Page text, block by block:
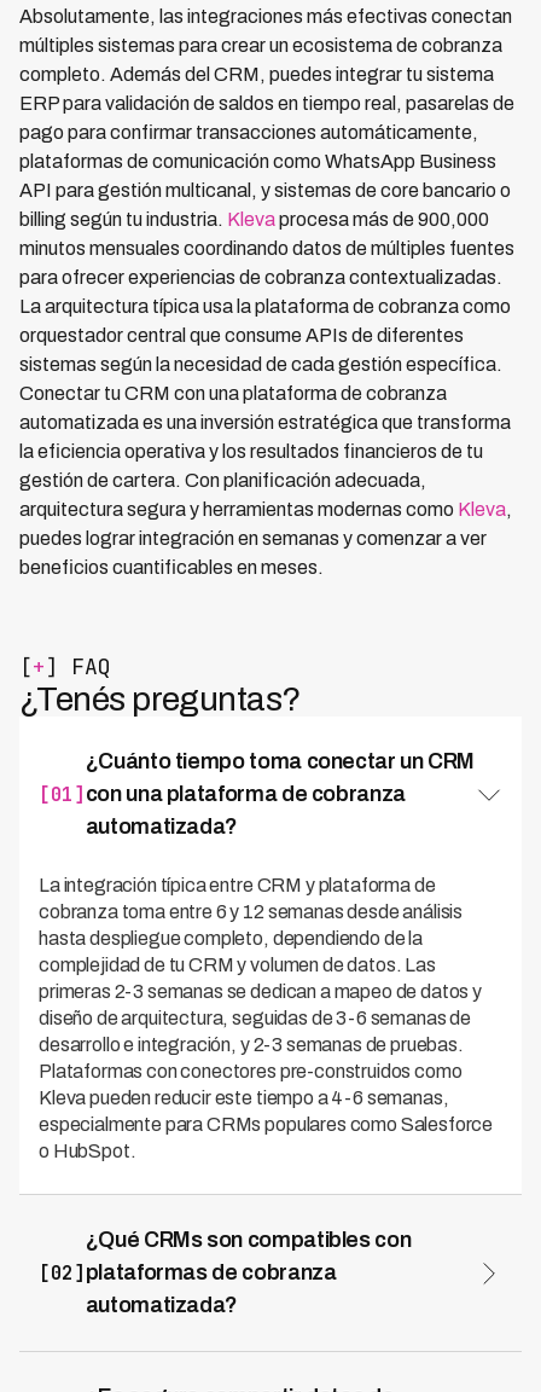
Absolutamente, las integraciones más efectivas conectan
múltiples sistemas para crear un ecosistema de cobranza
completo. Además del CRM, puedes integrar tu sistema
ERP para validación de saldos en tiempo real, pasarelas de
pago para confirmar transacciones automáticamente,
plataformas de comunicación como WhatsApp Business
API para gestión multicanal, y sistemas de core bancario o
billing según tu industria. Klevaprocesa más de 900,000
minutos mensuales coordinando datos de múltiples fuentes
para ofrecer experiencias de cobranza contextualizadas.
La arquitectura típica usa la plataforma de cobranza como
orquestador central que consume APIs de diferentes
sistemas según la necesidad de cada gestión específica.
Conectar tu CRM con una plataforma de cobranza
automatizada es una inversión estratégica que transforma
la eficiencia operativa y los resultados financieros de tu
gestión de cartera. Con planificación adecuada,
arquitectura segura y herramientas modernas como Kleva,
puedes lograr integración en semanas y comenzar a ver
beneficios cuantificables en meses.
[+] FAQ
¿Tenés preguntas?
[01]
¿Cuánto tiempo toma conectar un CRM
con una plataforma de cobranza
automatizada?
La integración típica entre CRM y plataforma de
cobranza toma entre 6 y 12 semanas desde análisis
hasta despliegue completo, dependiendo de la
complejidad de tu CRM y volumen de datos. Las
primeras 2-3 semanas se dedican a mapeo de datos y
diseño de arquitectura, seguidas de 3-6 semanas de
desarrollo e integración, y 2-3 semanas de pruebas.
Plataformas con conectores pre-construidos como
Kleva pueden reducir este tiempo a 4-6 semanas,
especialmente para CRMs populares como Salesforce
o HubSpot.
[02]
¿Qué CRMs son compatibles con
plataformas de cobranza
automatizada?